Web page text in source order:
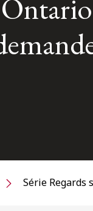
Série Regards